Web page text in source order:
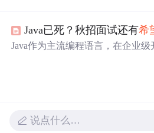
Java已死？秋招面试还有希
Java作为主流编程语言，在企业
说点什么…